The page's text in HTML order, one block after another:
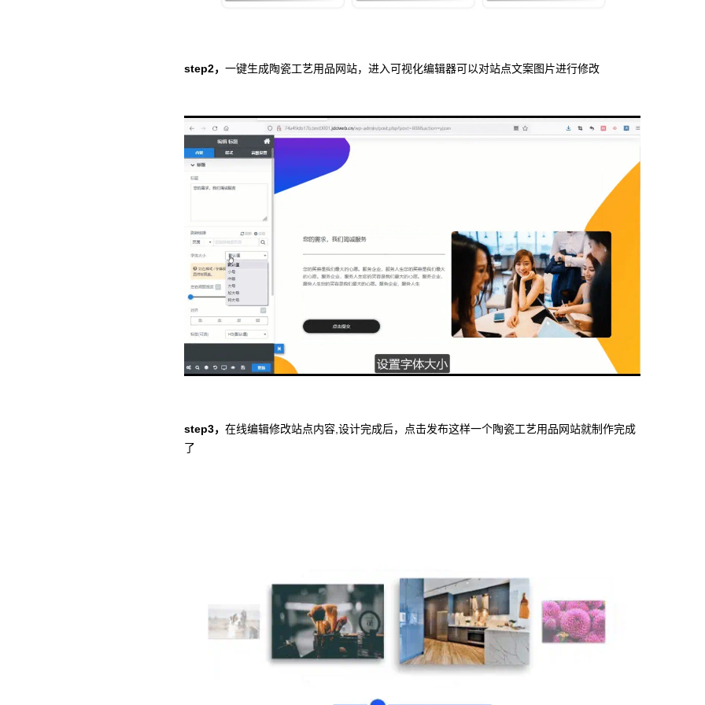
step2， 一键生成陶瓷工艺用品网站，进入可视化编辑器可以对站点文案图片进行修改
step3， 在线编辑修改站点内容,设计完成后，点击发布这样一个陶瓷工艺用品网站就制作完成
了